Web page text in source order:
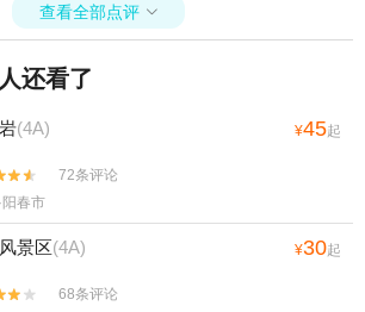
查看全部点评 
还看了
(4A) ¥45起
72条评论
阳春市
景区(4A) ¥30起
68条评论